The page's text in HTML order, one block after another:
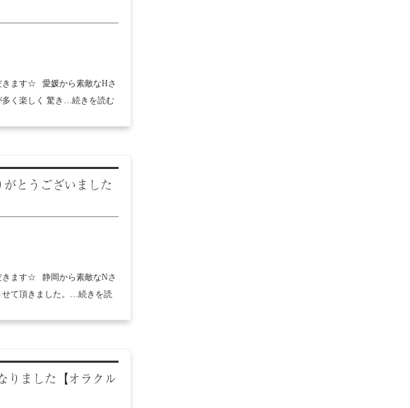
きます☆ 愛媛から素敵なHさ
く楽しく 驚き…続きを読む
とうございました
きます☆ 静岡から素敵なNさ
て頂きました。…続きを読
りました【オラクル